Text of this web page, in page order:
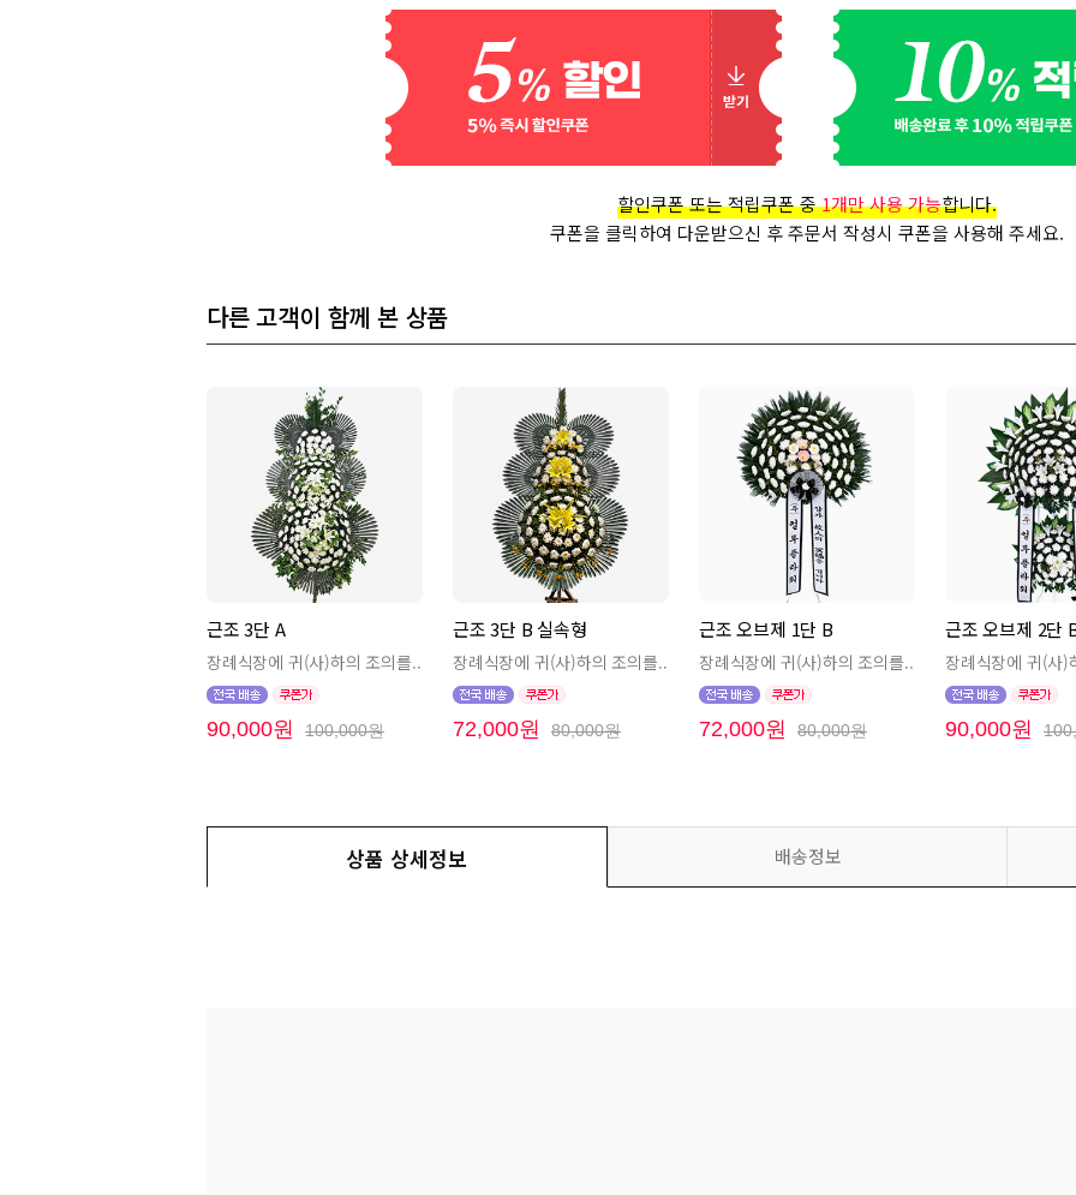
할인쿠폰 또는 적립쿠폰 중1개만 사용 가능합니다.
쿠폰을 클릭하여 다운받으신 후 주문서 작성시 쿠폰을 사용해 주세요.
다른 고객이 함께 본 상품
근조 3단 A
장례식장에 귀(사)하의 조의를..
90,000원 100,000원
근조 3단 B 실속형
장례식장에 귀(사)하의 조의를..
72,000원 80,000원
근조 오브제 1단 B
장례식장에 귀(사)하의 조의를..
72,000원 80,000원
근조 오브제 2단
장례식장에 귀(사)
90,000원
상품 상세정보 배송정보